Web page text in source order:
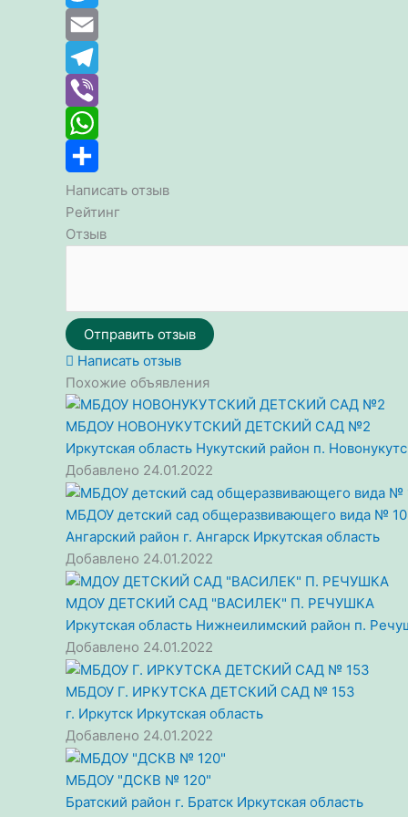
Twitter
Email
Telegram
Viber
WhatsApp
Отправить
Написать отзыв
Рейтинг
Отзыв
Отправить отзыв
Написать отзыв
Похожие объявления
МБДОУ НОВОНУКУТСКИЙ ДЕТСКИЙ САД №2
Иркутская область Нукутский район п.
Добавлено 24.01.2022
МБДОУ детский сад общеразвивающего вида №
Ангарский район г. Ангарск Иркутская область
Добавлено 24.01.2022
МДОУ ДЕТСКИЙ САД "ВАСИЛЕК" П. РЕЧУШКА
Иркутская область Нижнеилимский район п.
Добавлено 24.01.2022
МБДОУ Г. ИРКУТСКА ДЕТСКИЙ САД № 153
г. Иркутск Иркутская область
Добавлено 24.01.2022
МБДОУ "ДСКВ № 120"
Братский район г. Братск Иркутская область